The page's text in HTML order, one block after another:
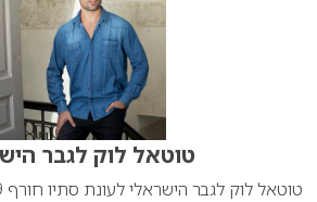
טוטאל לוק לגבר